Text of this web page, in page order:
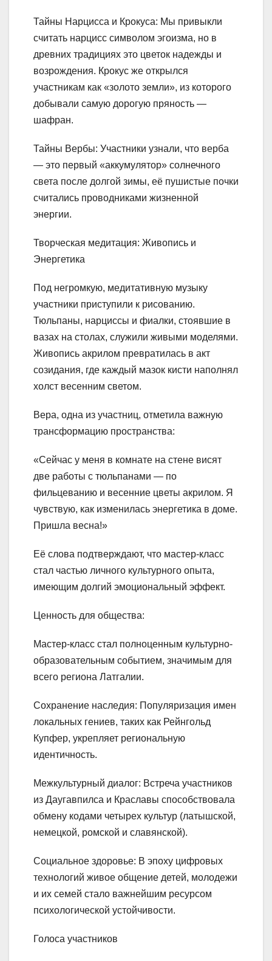
Тайны Нарцисса и Крокуса: Мы привыкли
считать нарцисс символом эгоизма, но в
древних традициях это цветок надежды и
возрождения. Крокус же открылся
участникам как «золото земли», из которого
добывали самую дорогую пряность —
шафран.
Тайны Вербы: Участники узнали, что верба
— это первый «аккумулятор» солнечного
света после долгой зимы, её пушистые почки
считались проводниками жизненной
энергии.
Творческая медитация: Живопись и
Энергетика
Под негромкую, медитативную музыку
участники приступили к рисованию.
Тюльпаны, нарциссы и фиалки, стоявшие в
вазах на столах, служили живыми моделями.
Живопись акрилом превратилась в акт
созидания, где каждый мазок кисти наполнял
холст весенним светом.
Вера, одна из участниц, отметила важную
трансформацию пространства:
«Сейчас у меня в комнате на стене висят
две работы с тюльпанами — по
фильцеванию и весенние цветы акрилом. Я
чувствую, как изменилась энергетика в доме.
Пришла весна!»
Её слова подтверждают, что мастер-класс
стал частью личного культурного опыта,
имеющим долгий эмоциональный эффект.
Ценность для общества:
Мастер-класс стал полноценным культурно-
образовательным событием, значимым для
всего региона Латгалии.
Сохранение наследия: Популяризация имен
локальных гениев, таких как Рейнгольд
Купфер, укрепляет региональную
идентичность.
Межкультурный диалог: Встреча участников
из Даугавпилса и Краславы способствовала
обмену кодами четырех культур (латышской,
немецкой, ромской и славянской).
Социальное здоровье: В эпоху цифровых
технологий живое общение детей, молодежи
и их семей стало важнейшим ресурсом
психологической устойчивости.
Голоса участников